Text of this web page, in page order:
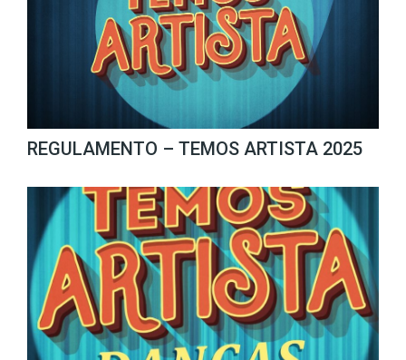
REGULAMENTO – TEMOS ARTISTA 2025